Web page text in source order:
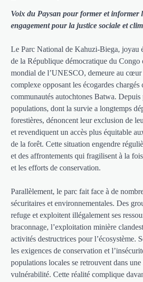
Voix du Paysan pour former et informer
engagement pour la justice sociale et
Le Parc National de Kahuzi-Biega, joyau
de la République démocratique du Congo
mondial de l’UNESCO, demeure au cœur
complexe opposant les écogardes
communautés autochtones Batwa. Depuis
populations, dont la survie a longtemps
forestières, dénoncent leur exclusion de
et revendiquent un accès plus équitable
de la forêt. Cette situation engendre
et des affrontements qui fragilisent à la
et les efforts de conservation.
Parallèlement, le parc fait face à de
sécuritaires et environnementales. Des
refuge et exploitent illégalement ses
braconnage, l’exploitation minière
activités destructrices pour l’écosystème.
les exigences de conservation et
populations locales se retrouvent dans
vulnérabilité. Cette réalité complique